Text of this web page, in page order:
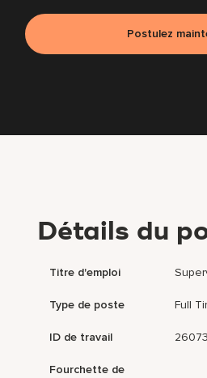
Postulez
Détails du
Titre d'emploi
Type de poste Full
ID de travail
Fourchette de